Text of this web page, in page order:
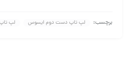
برچسب: لپ تاپ دست دوم ایسوس لپ